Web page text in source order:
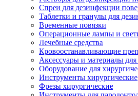
Спреи для дезинфекции
Таблетки и гранулы для
Временные повязки
Операционные лампы и
Лечебные средства
Кровоостанавливающие
Аксессуары и материалы
Оборудование для
Инструменты хирургические
Фрезы хирургические